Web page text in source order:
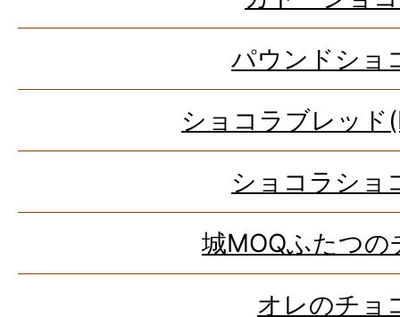
パウンドショ
ショコラブレッ
ショコラショ
城MOQふたつの
オレのチョ